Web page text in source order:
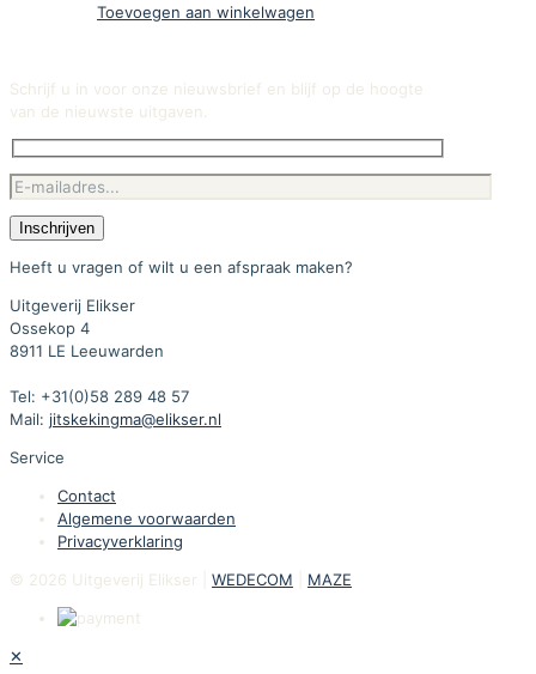
Toevoegen aan winkelwagen
Schrijf u in voor onze nieuwsbrief en blijf op de hoogte
van de nieuwste uitgaven.
Heeft u vragen of wilt u een afspraak maken?
Uitgeverij Elikser
Ossekop 4
8911 LE Leeuwarden
Tel: +31(0)58 289 48 57
Mail: jitskekingma@elikser.nl
Service
Contact
Algemene voorwaarden
Privacyverklaring
© 2026 Uitgeverij Elikser | WEDECOM MAZE
✕